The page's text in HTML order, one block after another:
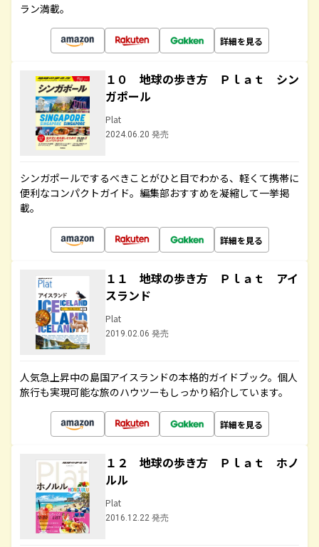
ラン満載。
詳細を見る
１０ 地球の歩き方 Ｐｌａｔ シン
ガポール
Plat
2024.06.20 発売
シンガポールでするべきことがひと目でわかる、軽くて携帯に
便利なコンパクトガイド。編集部おすすめを凝縮して一挙掲
載。
詳細を見る
１１ 地球の歩き方 Ｐｌａｔ アイ
スランド
Plat
2019.02.06 発売
人気急上昇中の島国アイスランドの本格的ガイドブック。個人
旅行も実現可能な旅のハウツーもしっかり紹介しています。
詳細を見る
１２ 地球の歩き方 Ｐｌａｔ ホノ
ルル
Plat
2016.12.22 発売